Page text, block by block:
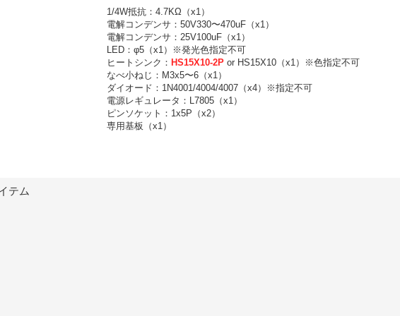
1/4W抵抗：4.7KΩ（x1）
電解コンデンサ：50V330〜470uF（x1）
電解コンデンサ：25V100uF（x1）
LED：φ5（x1）※発光色指定不可
ヒートシンク： HS15X10-2P or HS15X10（x1）※色指定不可
なべ小ねじ：M3x5〜6（x1）
ダイオード：1N4001/4004/4007（x4）※指定不可
電源レギュレータ：L7805（x1）
ピンソケット：1x5P（x2）
専用基板（x1）
テム